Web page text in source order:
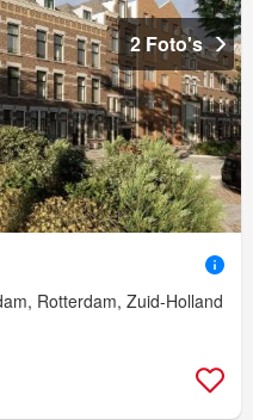
2 Foto's
Rotterdam, Zuid-Holland